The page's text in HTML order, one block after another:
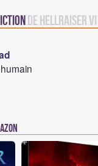
de Hellraiser VI